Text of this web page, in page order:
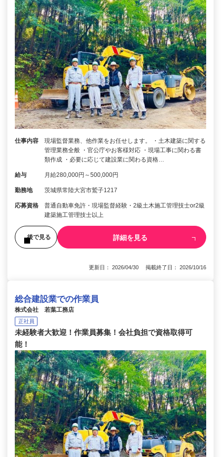
仕事内容
現場監督業務、他作業をお任せします。 ・土木建築に関する
管理業務全般 ・官公庁やお客様対応 ・現場工事に関わる書
類作成 ・必要に応じて建設業に関わる資格…
給与 月給280,000円～500,000円
勤務地 茨城県常陸大宮市鷲子1217
応募資格
普通自動車免許・現場監督経験・2級土木施工管理技士or2級
建築施工管理技士以上
後で見る 詳細を見る
更新日： 2026/04/30 掲載終了日： 2026/10/16
総合建設業での作業員
株式会社 若葉工務店
正社員
未経験者大歓迎！作業員募集！会社負担で資格取得可
能！